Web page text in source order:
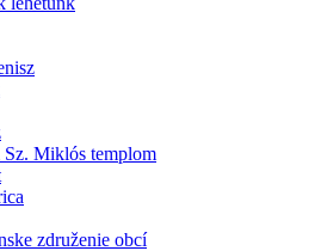
Sz. Miklós templom
združenie obcí